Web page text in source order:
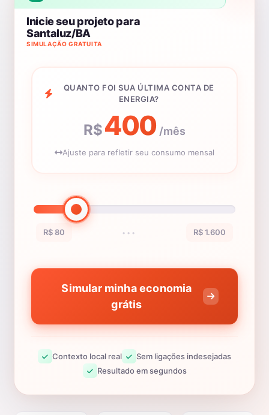
SIMULAÇÃO GRATUITA
Inicie seu projeto para
Santaluz/BA
QUANTO FOI SUA ÚLTIMA CONTA DE
ENERGIA?
R$400 /mês
Ajuste para refletir seu consumo mensal
R$ 80 ••• R$ 1.600
Simular minha economia
grátis
Contexto local real
Sem ligações indesejadas
Resultado em segundos